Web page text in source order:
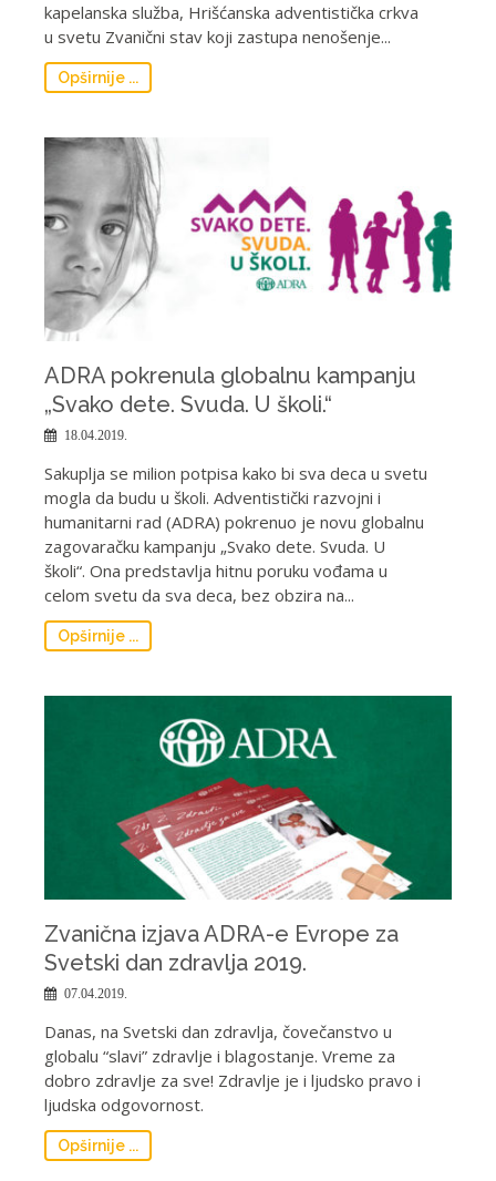
kapelanska služba, Hrišćanska adventistička crkva
u svetu Zvanični stav koji zastupa nenošenje...
Opširnije ...
ADRA pokrenula globalnu kampanju
„Svako dete. Svuda. U školi.“
18.04.2019.
Sakuplja se milion potpisa kako bi sva deca u svetu
mogla da budu u školi. Adventistički razvojni i
humanitarni rad (ADRA) pokrenuo je novu globalnu
zagovaračku kampanju „Svako dete. Svuda. U
školi“. Ona predstavlja hitnu poruku vođama u
celom svetu da sva deca, bez obzira na...
Opširnije ...
Zvanična izjava ADRA-e Evrope za
Svetski dan zdravlja 2019.
07.04.2019.
Danas, na Svetski dan zdravlja, čovečanstvo u
globalu “slavi” zdravlje i blagostanje. Vreme za
dobro zdravlje za sve! Zdravlje je i ljudsko pravo i
ljudska odgovornost.
Opširnije ...